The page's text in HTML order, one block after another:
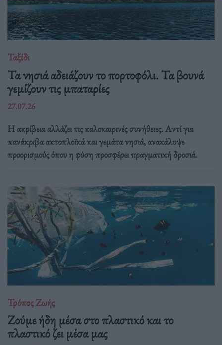
Ταξίδι
Τα νησιά αδειάζουν το πορτοφόλι. Τα βουνά
γεμίζουν τις μπαταρίες
27.07.26
Η ακρίβεια αλλάζει τις καλοκαιρινές συνήθειες. Αντί για
πανάκριβα ακτοπλοϊκά και γεμάτα νησιά, ανακάλυψε
προορισμούς όπου η φύση προσφέρει πραγματική δροσιά.
Τρόπος Ζωής
Ζούμε ήδη μέσα στο πλαστικό και το
πλαστικό ζει μέσα μας